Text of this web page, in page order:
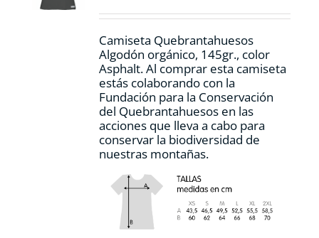
Camiseta Quebrantahuesos
Algodón orgánico, 145gr., color
Asphalt. Al comprar esta camiseta
estás colaborando con la
Fundación para la Conservación
del Quebrantahuesos en las
acciones que lleva a cabo para
conservar la biodiversidad de
nuestras montañas.